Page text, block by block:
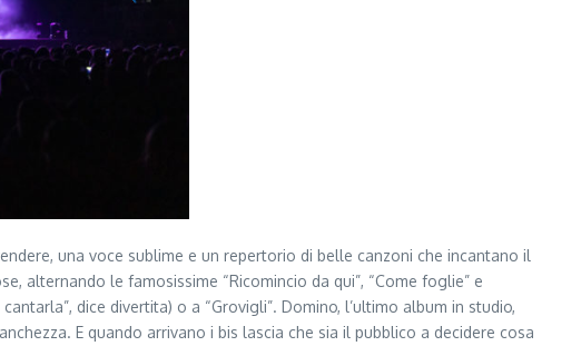
una voce sublime e un repertorio di belle canzoni che incantano il
alternando le famosissime “Ricomincio da qui”, “Come foglie” e
dice divertita) o a “Grovigli”. Domino, l’ultimo album in studio,
E quando arrivano i bis lascia che sia il pubblico a decidere cosa